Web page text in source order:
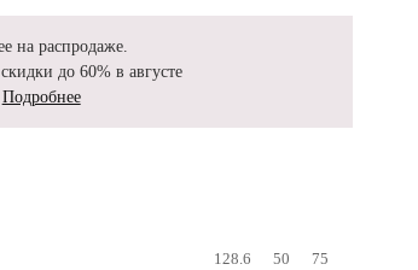
на распродаже.
до 60% в августе
Подробнее
128.6 50 75